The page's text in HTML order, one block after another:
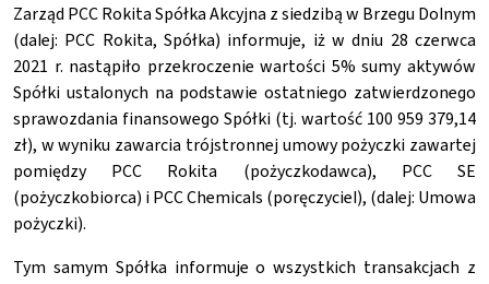
Zarząd PCC Rokita Spółka Akcyjna z siedzibą w Brzegu Dolnym
(dalej: PCC Rokita, Spółka) informuje, iż w dniu 28 czerwca
2021 r. nastąpiło przekroczenie wartości 5% sumy aktywów
Spółki ustalonych na podstawie ostatniego zatwierdzonego
sprawozdania finansowego Spółki (tj. wartość 100 959 379,14
zł), w wyniku zawarcia trójstronnej umowy pożyczki zawartej
pomiędzy PCC Rokita (pożyczkodawca), PCC SE
(pożyczkobiorca) i PCC Chemicals (poręczyciel), (dalej: Umowa
pożyczki).
Tym samym Spółka informuje o wszystkich transakcjach z